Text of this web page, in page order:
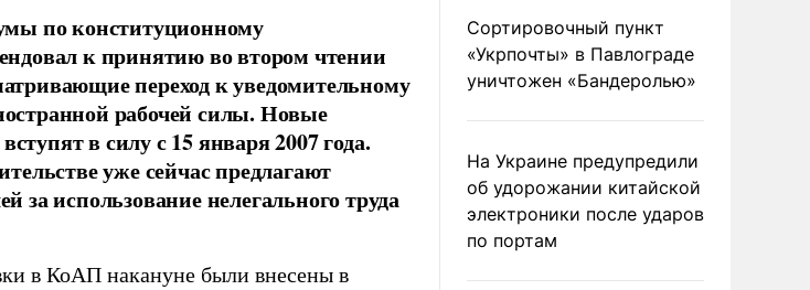
по конституционному
к принятию во втором чтении
переход к уведомительному
рабочей силы. Новые
в силу с 15 января 2007 года.
уже сейчас предлагают
за использование нелегального труда
в КоАП накануне были внесены в
Сортировочный пункт
«Укрпочты» в Павлограде
уничтожен «Бандеролью»
На Украине предупредили
об удорожании китайской
электроники после ударов
по портам